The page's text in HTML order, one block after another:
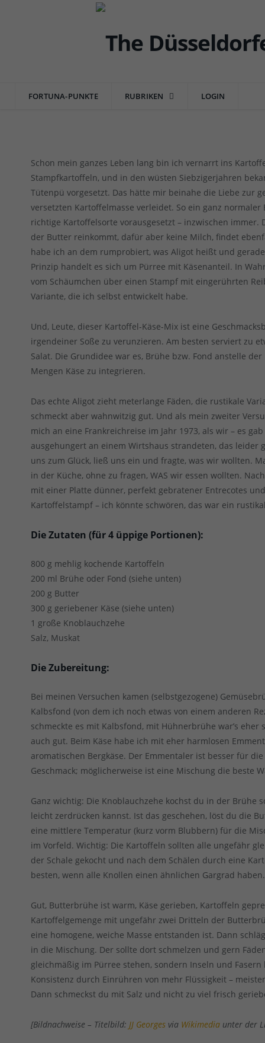
FORTUNA-PUNKTE RUBRIKEN LOGIN
Rezept der Woche: Aligot
Schon mein ganzes Leben lang bin ich vernarrt ins
Stampfkartoffeln, und in den wüsten Siebzigerjahren
Tütenpü vorgesetzt. Das hätte mir beinahe die Liebe zur
versetzten Kartoffelmasse verleidet. So ein ganz
richtige Kartoffelsorte vorausgesetzt – inzwischen immer.
der Butter reinkommt, dafür aber keine Milch, findet
habe ich an dem rumprobiert, was Aligot heißt und
Prinzip handelt es sich um Pürree mit Käsenanteil. In
vom Schäumchen über einen Stampf mit eingerührten
Variante, die ich selbst entwickelt habe.
Und, Leute, dieser Kartoffel-Käse-Mix ist eine
irgendeiner Soße zu verunzieren. Am besten serviert zu
Salat. Die Grundidee war es, Brühe bzw. Fond anstelle
Mengen Käse zu integrieren.
Das echte Aligot zieht meterlange Fäden, die rustikale
schmeckt aber wahnwitzig gut. Und als mein zweiter
mich an eine Frankreichreise im Jahr 1973, als wir – es
ausgehungert an einem Wirtshaus strandeten, das leider
uns zum Glück, ließ uns ein und fragte, was wir wollten.
in der Küche, ohne zu fragen, WAS wir essen wollten.
mit einer Platte dünner, perfekt gebratener Entrecotes
Kartoffelstampf – ich könnte schwören, das war ein
Die Zutaten (für 4 üppige Portionen):
800 g mehlig kochende Kartoffeln
200 ml Brühe oder Fond (siehe unten)
200 g Butter
300 g geriebener Käse (siehe unten)
1 große Knoblauchzehe
Salz, Muskat
Die Zubereitung:
Bei meinen Versuchen kamen (selbstgezogene)
Kalbsfond (von dem ich noch etwas von einem anderen
schmeckte es mit Kalbsfond, mit Hühnerbrühe war’s eher
auch gut. Beim Käse habe ich mit eher harmlosen
aromatischen Bergkäse. Der Emmentaler ist besser für
Geschmack; möglicherweise ist eine Mischung die beste
Ganz wichtig: Die Knoblauchzehe kochst du in der Brühe
leicht zerdrücken kannst. Ist das geschehen, löst du die
eine mittlere Temperatur (kurz vorm Blubbern) für die
im Vorfeld. Wichtig: Die Kartoffeln sollten alle ungefähr
der Schale gekocht und nach dem Schälen durch eine
besten, wenn alle Knollen einen ähnlichen Gargrad haben.
Gut, Butterbrühe ist warm, Käse gerieben, Kartoffeln
Kartoffelgemenge mit ungefähr zwei Dritteln der
eine homogene, weiche Masse entstanden ist. Dann
in die Mischung. Der sollte dort schmelzen und gern
gleichmäßig im Pürree stehen, sondern Inseln und
Konsistenz durch Einrühren von mehr Flüssigkeit –
Dann schmeckst du mit Salz und nicht zu viel frisch
[Bildnachweise – Titelbild:JJ Georges via Wikimedia unter der